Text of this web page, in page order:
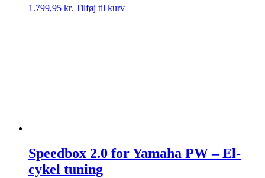
1.799,95 kr. Tilføj til kurv
Speedbox 2.0 for Yamaha PW – El-
cykel tuning